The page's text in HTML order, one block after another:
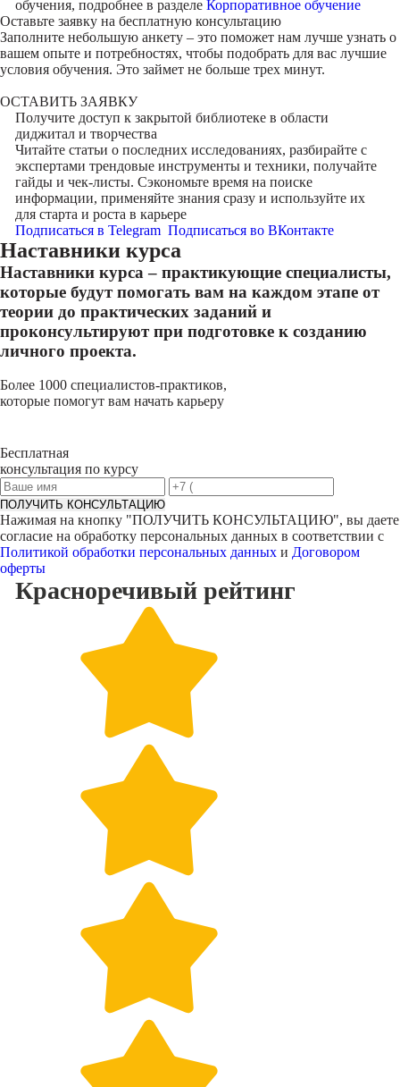
обучения, подробнее в разделе Корпоративное обучение
Оставьте заявку на бесплатную консультацию
Заполните небольшую анкету – это поможет нам лучше узнать о
вашем опыте и потребностях, чтобы подобрать для вас лучшие
условия обучения. Это займет не больше трех минут.
ОСТАВИТЬ ЗАЯВКУ
Получите доступ к закрытой библиотекев области
диджитал и творчества
Читайте статьи о последних исследованиях, разбирайте с
экспертами трендовые инструменты и техники, получайте
гайды и чек-листы. Сэкономьте время на поиске
информации, применяйте знания сразу и используйте их
для старта и роста в карьере
Подписаться в Telegram Подписаться во ВКонтакте
Наставники курса
Наставники курса – практикующие специалисты,
которые будут помогать вам на каждом этапе от
теории до практических заданий и
проконсультируют при подготовке к созданию
личного проекта.
Более 1000 специалистов-практиков,
которые помогут вам начать карьеру
Бесплатная
консультация по курсу
ПОЛУЧИТЬ КОНСУЛЬТАЦИЮ
Нажимая на кнопку "ПОЛУЧИТЬ КОНСУЛЬТАЦИЮ", вы даете
согласие на обработку персональных данных в соответствии с
Политикой обработки персональных данных и Договором
оферты
Красноречивый рейтинг